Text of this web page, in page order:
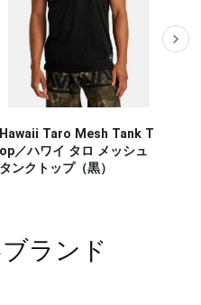
Hawaii Taro Mesh Tank T
op／ハワイ タロ メッシュ
タンクトップ（黒）
ランド